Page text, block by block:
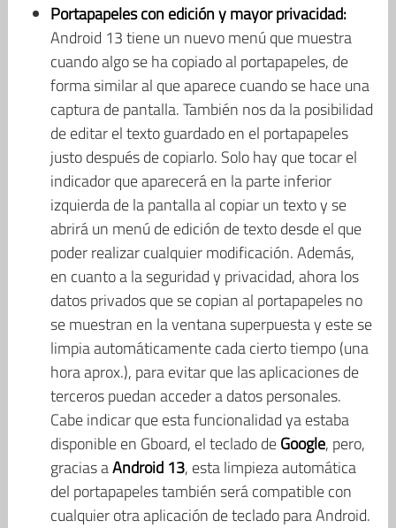
Portapapeles con edición y mayor privacidad:
Android 13 tiene un nuevo menú que muestra
cuando algo se ha copiado al portapapeles, de
forma similar al que aparece cuando se hace una
captura de pantalla. También nos da la posibilidad
de editar el texto guardado en el portapapeles
justo después de copiarlo. Solo hay que tocar el
indicador que aparecerá en la parte inferior
izquierda de la pantalla al copiar un texto y se
abrirá un menú de edición de texto desde el que
poder realizar cualquier modificación. Además,
en cuanto a la seguridad y privacidad, ahora los
datos privados que se copian al portapapeles no
se muestran en la ventana superpuesta y este se
limpia automáticamente cada cierto tiempo (una
hora aprox.), para evitar que las aplicaciones de
terceros puedan acceder a datos personales.
Cabe indicar que esta funcionalidad ya estaba
disponible en Gboard, el teclado deGoogle, pero,
gracias aAndroid 13, esta limpieza automática
del portapapeles también será compatible con
cualquier otra aplicación de teclado para Android.